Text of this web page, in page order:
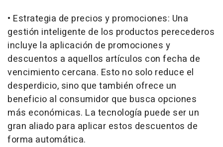
• Estrategia de precios y promociones: Una
gestión inteligente de los productos perecederos
incluye la aplicación de promociones y
descuentos a aquellos artículos con fecha de
vencimiento cercana. Esto no solo reduce el
desperdicio, sino que también ofrece un
beneficio al consumidor que busca opciones
más económicas. La tecnología puede ser un
gran aliado para aplicar estos descuentos de
forma automática.